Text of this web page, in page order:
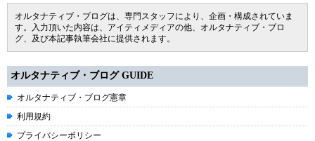
オルタナティブ・ブログは、専門スタッフにより、企画・構成されていま
す。入力頂いた内容は、アイティメディアの他、オルタナティブ・ブロ
グ、及び本記事執筆会社に提供されます。
オルタナティブ・ブログ GUIDE
オルタナティブ・ブログ憲章
利用規約
プライバシーポリシー